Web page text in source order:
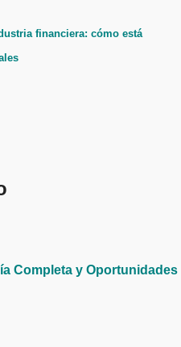
financiera: cómo está
Completa y Oportunidades